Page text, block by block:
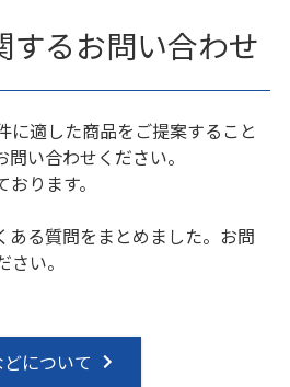
するお問い合わせ
に適した商品をご提案すること
い合わせください。
ります。
ある質問をまとめました。お問
い。
について